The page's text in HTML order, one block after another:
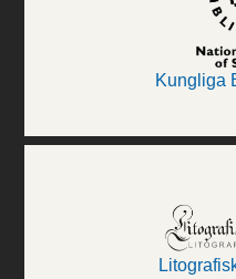
Kungliga